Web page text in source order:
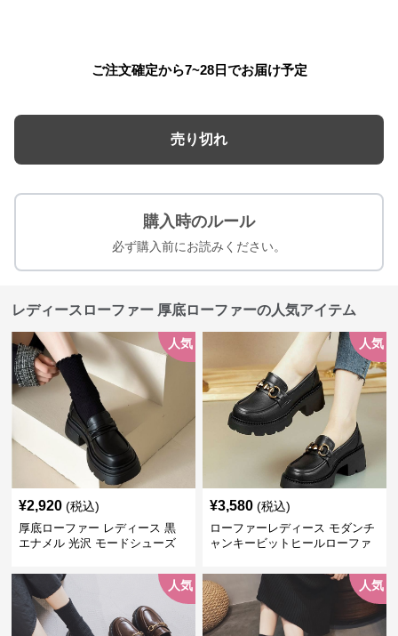
ご注文確定から7~28日でお届け予定
売り切れ
購入時のルール
必ず購入前にお読みください。
レディースローファー 厚底ローファーの人気アイテム
人気
¥2,920 (税込)
厚底ローファー レディース 黒
エナメル 光沢 モードシューズ
人気
¥3,580 (税込)
ローファーレディース モダンチ
ャンキービットヒールローファ
人気 人気